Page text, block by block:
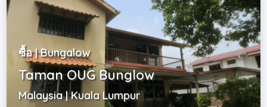
ซื้อ | Bungalow
Taman OUG Bunglow
Malaysia | Kuala Lumpur